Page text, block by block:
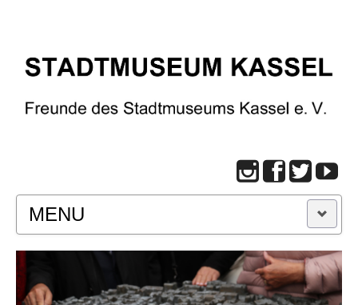
MENU
START
BESUCH